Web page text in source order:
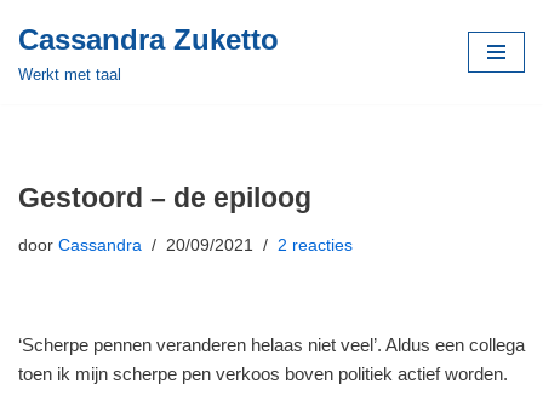
Meteen
Cassandra Zuketto
Werkt met taal
Gestoord – de epiloog
door Cassandra 20/09/2021 2 reacties
‘Scherpe pennen veranderen helaas niet veel’. Aldus een collega
toen ik mijn scherpe pen verkoos boven politiek actief worden.